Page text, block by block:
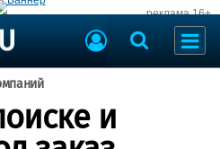
реклама 16+
и